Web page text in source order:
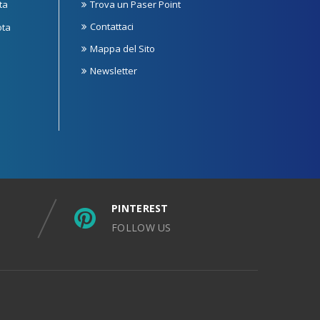
Trova un Paser Point
Contattaci
Mappa del Sito
Newsletter
PINTEREST
FOLLOW US